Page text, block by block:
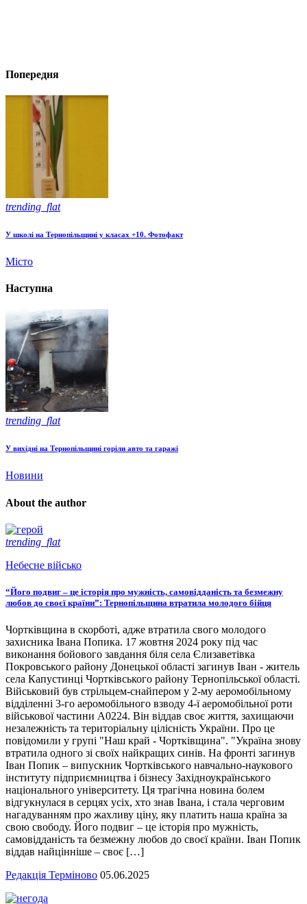
Попередня
trending_flat
У школі на Тернопільщині у класах +10. Фотофакт
Місто
Наступна
trending_flat
У вихідні на Тернопільщині горіли авто та гаражі
Новини
About the author
trending_flat
Небесне військо
“Його подвиг – це історія про мужність, самовідданість та безмежну
любов до своєї країни”: Тернопільщина втратила молодого бійця
Чортківщина в скорботі, адже втратила свого молодого
захисника Івана Попика. 17 жовтня 2024 року під час
виконання бойового завдання біля села Єлизаветівка
Покровського району Донецької області загинув Іван - житель
села Капустинці Чортківського району Тернопільської області.
Військовий був стрільцем-снайпером у 2-му аеромобільному
відділенні 3-го аеромобільного взводу 4-ї аеромобільної роти
військової частини А0224. Він віддав своє життя, захищаючи
незалежність та територіальну цілісність України. Про це
повідомили у групі "Наш край - Чортківщина". "Україна знову
втратила одного зі своїх найкращих синів. На фронті загинув
Іван Попик – випускник Чортківського навчально-наукового
інституту підприємництва і бізнесу Західноукраїнського
національного університету. Ця трагічна новина болем
відгукнулася в серцях усіх, хто знав Івана, і стала черговим
нагадуванням про жахливу ціну, яку платить наша країна за
свою свободу. Його подвиг – це історія про мужність,
самовідданість та безмежну любов до своєї країни. Іван Попик
віддав найцінніше – своє […]
Редакція Терміново 05.06.2025